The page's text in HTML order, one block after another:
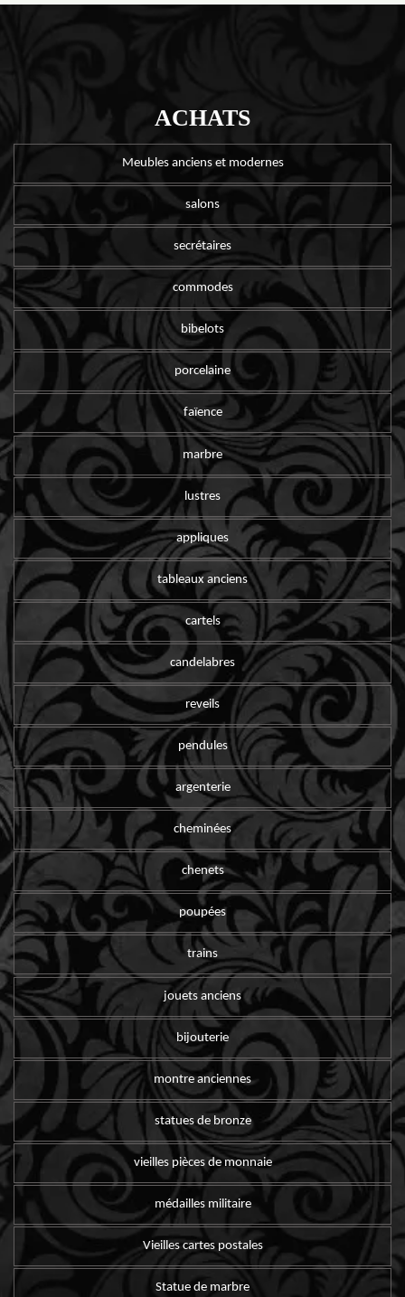
ACHATS
Meubles anciens et modernes
salons
secrétaires
commodes
bibelots
porcelaine
faïence
marbre
lustres
appliques
tableaux anciens
cartels
candelabres
reveils
pendules
argenterie
cheminées
chenets
poupées
trains
jouets anciens
bijouterie
montre anciennes
statues de bronze
vieilles pièces de monnaie
médailles militaire
Vieilles cartes postales
Statue de marbre